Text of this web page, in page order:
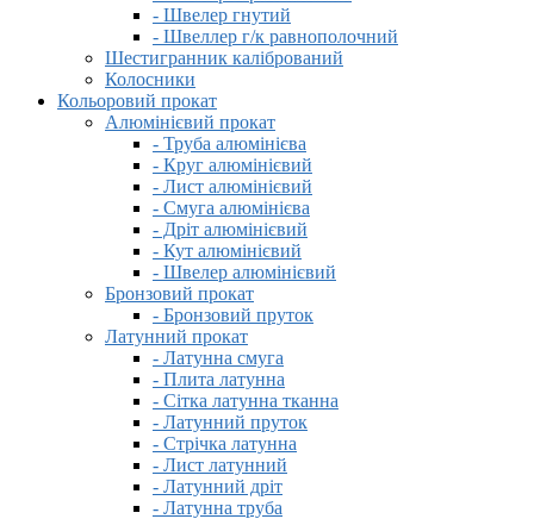
- Швелер гнутий
- Швеллер г/к равнополочний
Шестигранник калібрований
Колосники
Кольоровий прокат
Алюмінієвий прокат
- Труба алюмінієва
- Круг алюмінієвий
- Лист алюмінієвий
- Смуга алюмінієва
- Дріт алюмінієвий
- Кут алюмінієвий
- Швелер алюмінієвий
Бронзовий прокат
- Бронзовий пруток
Латунний прокат
- Латунна смуга
- Плита латунна
- Сітка латунна тканна
- Латунний пруток
- Стрічка латунна
- Лист латунний
- Латунний дріт
- Латунна труба